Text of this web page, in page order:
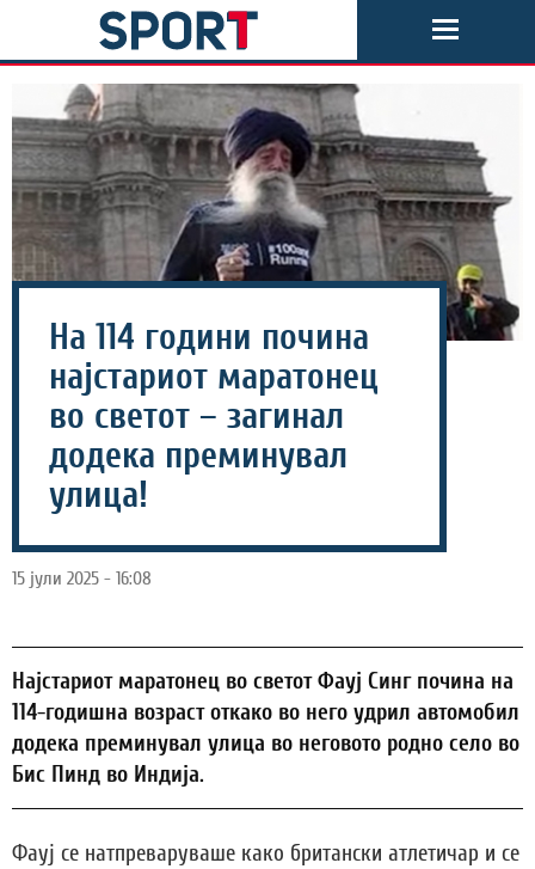
На 114 години почина
најстариот маратонец
во светот – загинал
додека преминувал
улица!
15 јули 2025 - 16:08
Најстариот маратонец во светот Фауј Синг почина на
114-годишна возраст откако во него удрил автомобил
додека преминувал улица во неговото родно село во
Бис Пинд во Индија.
Фауј се натпреваруваше како британски атлетичар и се